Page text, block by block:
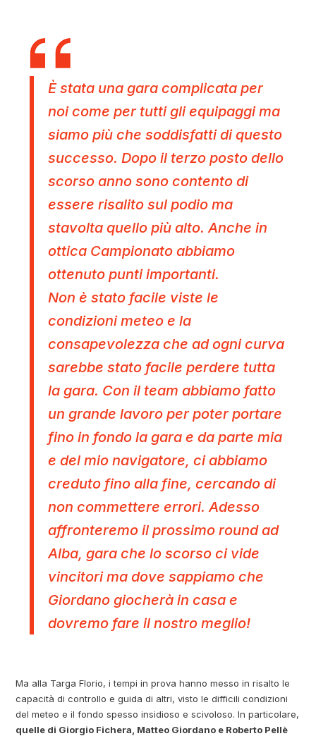
È stata una gara complicata per
noi come per tutti gli equipaggi ma
siamo più che soddisfatti di questo
successo. Dopo il terzo posto dello
scorso anno sono contento di
essere risalito sul podio ma
stavolta quello più alto. Anche in
ottica Campionato abbiamo
ottenuto punti importanti.
Non è stato facile viste le
condizioni meteo e la
consapevolezza che ad ogni curva
sarebbe stato facile perdere tutta
la gara. Con il team abbiamo fatto
un grande lavoro per poter portare
fino in fondo la gara e da parte mia
e del mio navigatore, ci abbiamo
creduto fino alla fine, cercando di
non commettere errori. Adesso
affronteremo il prossimo round ad
Alba, gara che lo scorso ci vide
vincitori ma dove sappiamo che
Giordano giocherà in casa e
dovremo fare il nostro meglio!
Ma alla Targa Florio, i tempi in prova hanno messo in risalto le
capacità di controllo e guida di altri, visto le difficili condizioni
del meteo e il fondo spesso insidioso e scivoloso. In particolare,
quelle di Giorgio Fichera, Matteo Giordano e Roberto Pellè